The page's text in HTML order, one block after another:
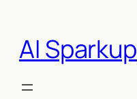
AI Sparkup